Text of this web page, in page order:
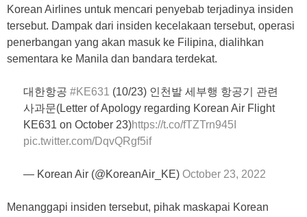
Korean Airlines untuk mencari penyebab terjadinya insiden
tersebut. Dampak dari insiden kecelakaan tersebut, operasi
penerbangan yang akan masuk ke Filipina, dialihkan
sementara ke Manila dan bandara terdekat.
대한항공 #KE631 (10/23) 인천발 세부행 항공기 관련
사과문(Letter of Apology regarding Korean Air Flight
KE631 on October 23)https://t.co/fTZTrn945I
pic.twitter.com/DqvQRgf5if
— Korean Air (@KoreanAir_KE) October 23, 2022
Menanggapi insiden tersebut, pihak maskapai Korean